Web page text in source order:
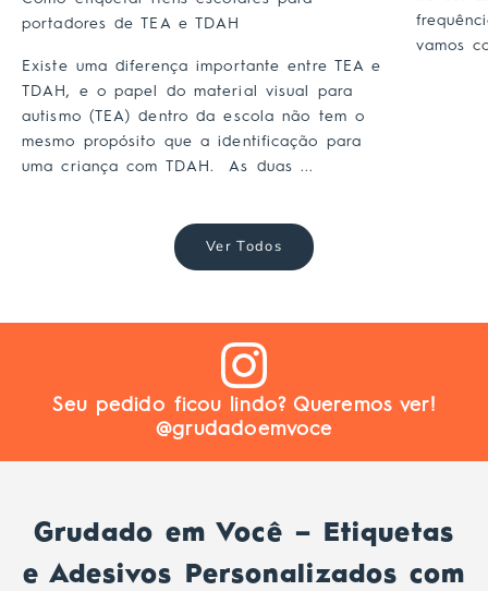
portadores de TEA e TDAH
Existe uma diferença importante entre TEA e
TDAH, e o papel do material visual para
autismo (TEA) dentro da escola não tem o
mesmo propósito que a identificação para
uma criança com TDAH. As duas ...
vamos
Ver Todos
Seu pedido ficou lindo? Queremos ver!
@grudadoemvoce
Grudado em Você – Etiquetas
e Adesivos Personalizados com